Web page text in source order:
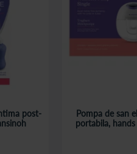
post-
Pompa de san
portabila,